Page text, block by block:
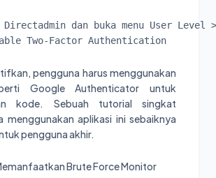
Directadmin dan buka menu User Level
Two-Factor Authentication
pengguna harus menggunakan
Google Authenticator untuk
kode. Sebuah tutorial singkat
menggunakan aplikasi ini sebaiknya
pengguna akhir.
Brute Force Monitor